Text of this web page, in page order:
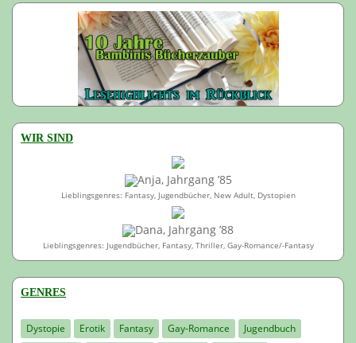
WIR SIND
Anja, Jahrgang ’85
Lieblingsgenres: Fantasy, Jugendbücher, New Adult, Dystopien
Dana, Jahrgang ’88
Lieblingsgenres: Jugendbücher, Fantasy, Thriller, Gay-Romance/-Fantasy
GENRES
Dystopie Erotik Fantasy Gay-Romance
Jugendbuch